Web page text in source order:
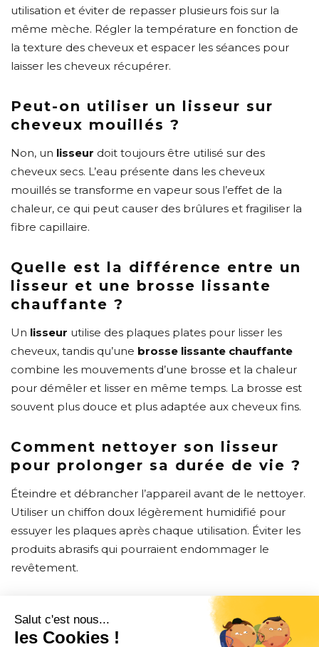
utilisation et éviter de repasser plusieurs fois sur la
même mèche. Régler la température en fonction de
la texture des cheveux et espacer les séances pour
laisser les cheveux récupérer.
Peut-on utiliser un lisseur sur
cheveux mouillés ?
Non, un lisseur doit toujours être utilisé sur des
cheveux secs. L’eau présente dans les cheveux
mouillés se transforme en vapeur sous l’effet de la
chaleur, ce qui peut causer des brûlures et fragiliser la
fibre capillaire.
Quelle est la différence entre un
lisseur et une brosse lissante
chauffante ?
Un lisseur utilise des plaques plates pour lisser les
cheveux, tandis qu’une brosse lissante chauffante
combine les mouvements d’une brosse et la chaleur
pour démêler et lisser en même temps. La brosse est
souvent plus douce et plus adaptée aux cheveux fins.
Comment nettoyer son lisseur
pour prolonger sa durée de vie ?
Éteindre et débrancher l’appareil avant de le nettoyer.
Utiliser un chiffon doux légèrement humidifié pour
essuyer les plaques après chaque utilisation. Éviter les
produits abrasifs qui pourraient endommager le
revêtement.
CONTACT